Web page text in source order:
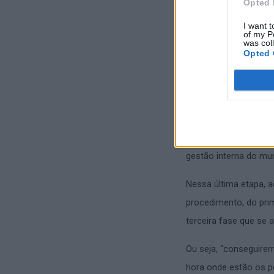
Opted
I want
of my
was
Opted
acompanhar o
Considerou
representa. Ao
faltar um
registadas; resolve-
Reconhecendo a
gestão interna do
Nessa última etapa,
procedimento, do
terceira fase que se
Ou seja,
hora onde estão os